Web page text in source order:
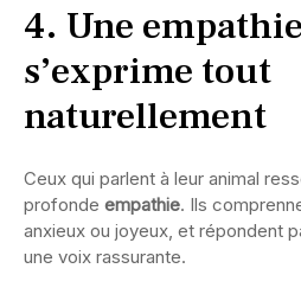
4. Une
s’exprime tout
naturellement
Ceux qui parlent à leur animal
profonde empathie. Ils
anxieux ou joyeux, et répondent
une voix rassurante.